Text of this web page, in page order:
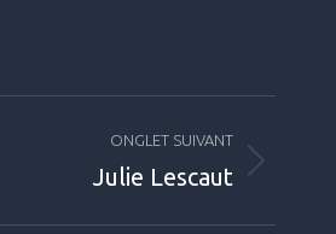
ONGLET SUIVANT
Julie Lescaut